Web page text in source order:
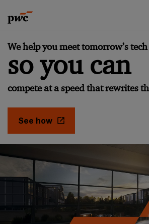
to
content
to
footer
happen
with
We help you meet tomorrow’s
so you can
compete at a speed that rewrites
See how